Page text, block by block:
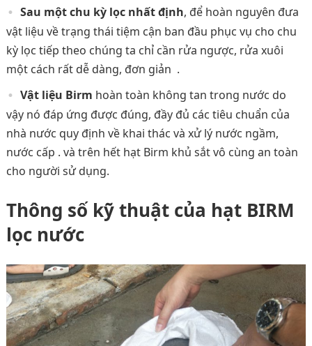
Sau một chu kỳ lọc nhất định, để hoàn nguyên đưa
vật liệu về trạng thái tiệm cận ban đầu phục vụ cho chu
kỳ lọc tiếp theo chúng ta chỉ cần rửa ngược, rửa xuôi
một cách rất dễ dàng, đơn giản .
Vật liệu Birm hoàn toàn không tan trong nước do
vậy nó đáp ứng được đúng, đầy đủ các tiêu chuẩn của
nhà nước quy định về khai thác và xử lý nước ngầm,
nước cấp . và trên hết hạt Birm khủ sắt vô cùng an toàn
cho người sử dụng.
Thông số kỹ thuật của hạt BIRM
lọc nước